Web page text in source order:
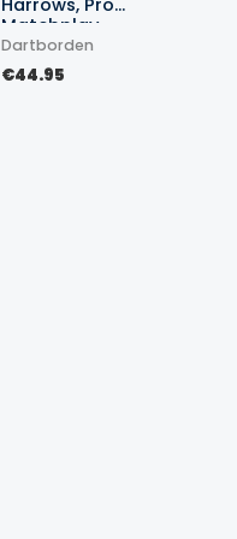
Matchplay
Dartborden
€44.95